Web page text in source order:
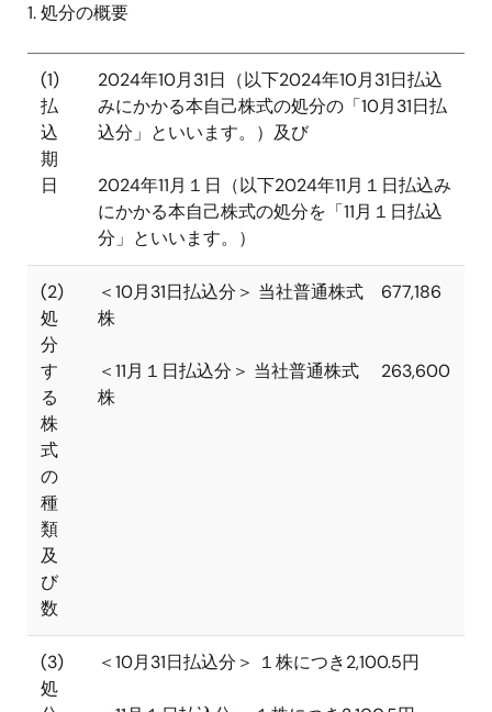
1. 処分の概要
(1)
払
込
期
日
2024年10月31日（以下2024年10月31日払込
みにかかる本自己株式の処分の「10月31日払
込分」といいます。）及び
2024年11月１日（以下2024年11月１日払込み
にかかる本自己株式の処分を「11月１日払込
分」といいます。）
(2)
処
分
す
る
株
式
の
種
類
及
び
数
＜10月31日払込分＞ 当社普通株式 677,186
株
＜11月１日払込分＞ 当社普通株式 263,600
株
(3)
処
＜10月31日払込分＞ １株につき2,100.5円